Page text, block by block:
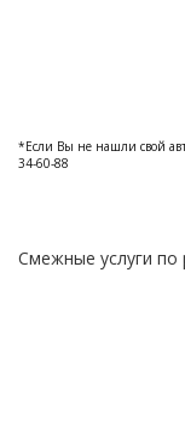
*Если Вы не нашли свой
34-60-88
Смежные услуги по